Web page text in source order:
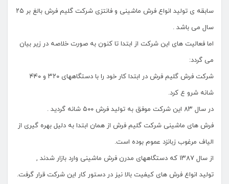
سابقه ی تولید انواع فرش ماشینی و فانتزی شرکت گلیم فرش بالغ بر ۲۵
سال می باشد .
اما فعالیت های این شرکت از ابتدا تا کنون به صورت خلاصه در زیر بیان
می گردد:
شرکت فرش گلیم فرش در ابتدا کار خود را با دستگاههای ۳۲۰ و ۴۴۰
شانه شرو ع کرد.
در سال ۸۳ این شرکت موفق به تولید فرش ۵۰۰ شانه گردید .
فرش های ماشینی شرکت گلیم فرش از همان ابتدا به دلیل بهره گیری از
الیاف مرغوب زبانزد عموم بوده است.
از سال ۱۳۸۷ که دستگاههای مدرن فرش ماشینی وارد بازار شدند ,
تولید انواع فرش های کیفیت بالا نیز در دستور کار این شرکت قرار گرفت.